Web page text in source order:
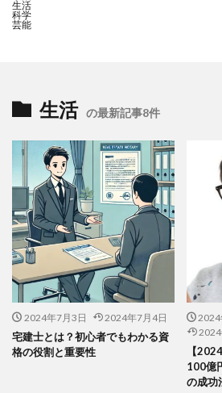
生活
科学
芸能
生活 の最新記事8件
2024年7月3日 2024年7月4日
宅建士とは？初心者でもわかる資
格の役割と重要性
2024
【
100億
の成功